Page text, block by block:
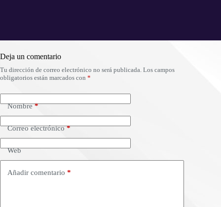
Deja un comentario
Tu dirección de correo electrónico no será publicada. Los campos
obligatorios están marcados con *
Nombre*
Correo electrónico*
Web
Añadir comentario *